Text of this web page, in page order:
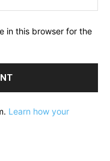
in this browser for the
Learn how your